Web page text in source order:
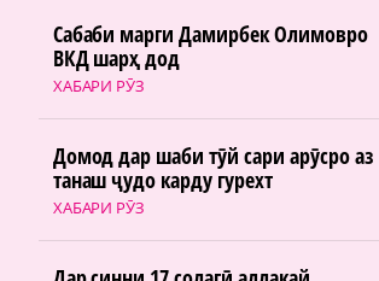
ХАБАРИ РӮЗ
Сабаби марги Дамирбек Олимовро
ВКД шарҳ дод
ХАБАРИ РӮЗ
Домод дар шаби тӯй сари арӯсро аз
танаш ҷудо карду гурехт